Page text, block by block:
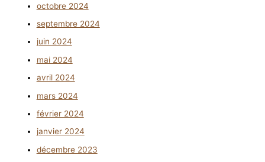
octobre 2024
septembre 2024
juin 2024
mai 2024
avril 2024
mars 2024
février 2024
janvier 2024
décembre 2023